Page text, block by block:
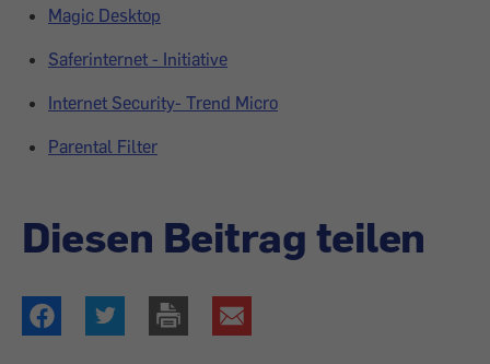
Magic Desktop
Saferinternet - Initiative
Internet Security- Trend Micro
Parental Filter
Diesen Beitrag teilen